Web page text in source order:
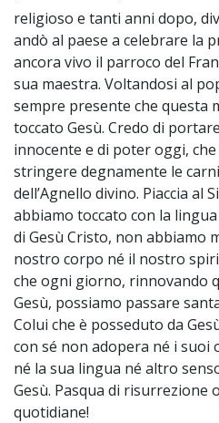
religioso e tanti anni dopo,
andò al paese a celebrare la
ancora vivo il parroco del
sua maestra. Voltandosi al
sempre presente che questa
toccato Gesù. Credo di
innocente e di poter oggi,
stringere degnamente le
dell’Agnello divino. Piaccia al
abbiamo toccato con la
di Gesù Cristo, non abbiamo
nostro corpo né il nostro
che ogni giorno, rinnovando
Gesù, possiamo passare
Colui che è posseduto da
con sé non adopera né i suoi
né la sua lingua né altro
Gesù. Pasqua di risurrezione
quotidiane!